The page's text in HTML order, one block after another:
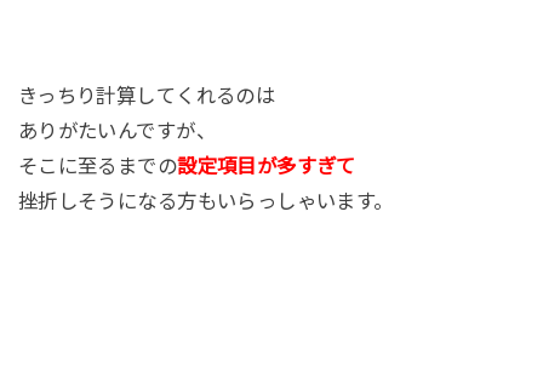
きっちり計算してくれるのは
ありがたいんですが、
そこに至るまでの設定項目が多すぎて
挫折しそうになる方もいらっしゃいます。